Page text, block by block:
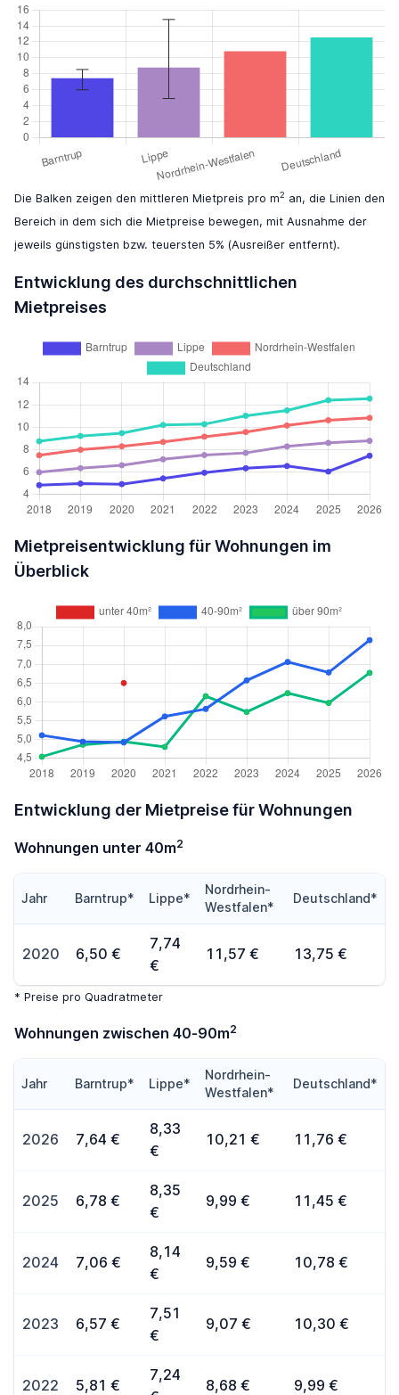
Die Balken zeigen den mittleren Mietpreis pro m2 an, die Linien den
Bereich in dem sich die Mietpreise bewegen, mit Ausnahme der
jeweils günstigsten bzw. teuersten 5% (Ausreißer entfernt).
Entwicklung des durchschnittlichen
Mietpreises
Mietpreisentwicklung für Wohnungen im
Überblick
Entwicklung der Mietpreise für Wohnungen
Wohnungen unter 40m2
Jahr Barntrup* Lippe*
Nordrhein-
Westfalen*
Deutschland*
2020 6,50 €
7,74
€
11,57 € 13,75 €
* Preise pro Quadratmeter
Wohnungen zwischen 40-90m2
Jahr Barntrup* Lippe*
Nordrhein-
Westfalen*
Deutschland*
2026 7,64 €
8,33
€
10,21 € 11,76 €
2025 6,78 €
8,35
€
9,99 € 11,45 €
2024 7,06 €
8,14
€
9,59 € 10,78 €
2023 6,57 €
7,51
€
9,07 € 10,30 €
2022 5,81 €
7,24
8,68 € 9,99 €